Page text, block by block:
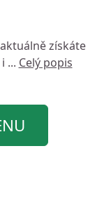
získáte
... Celý popis